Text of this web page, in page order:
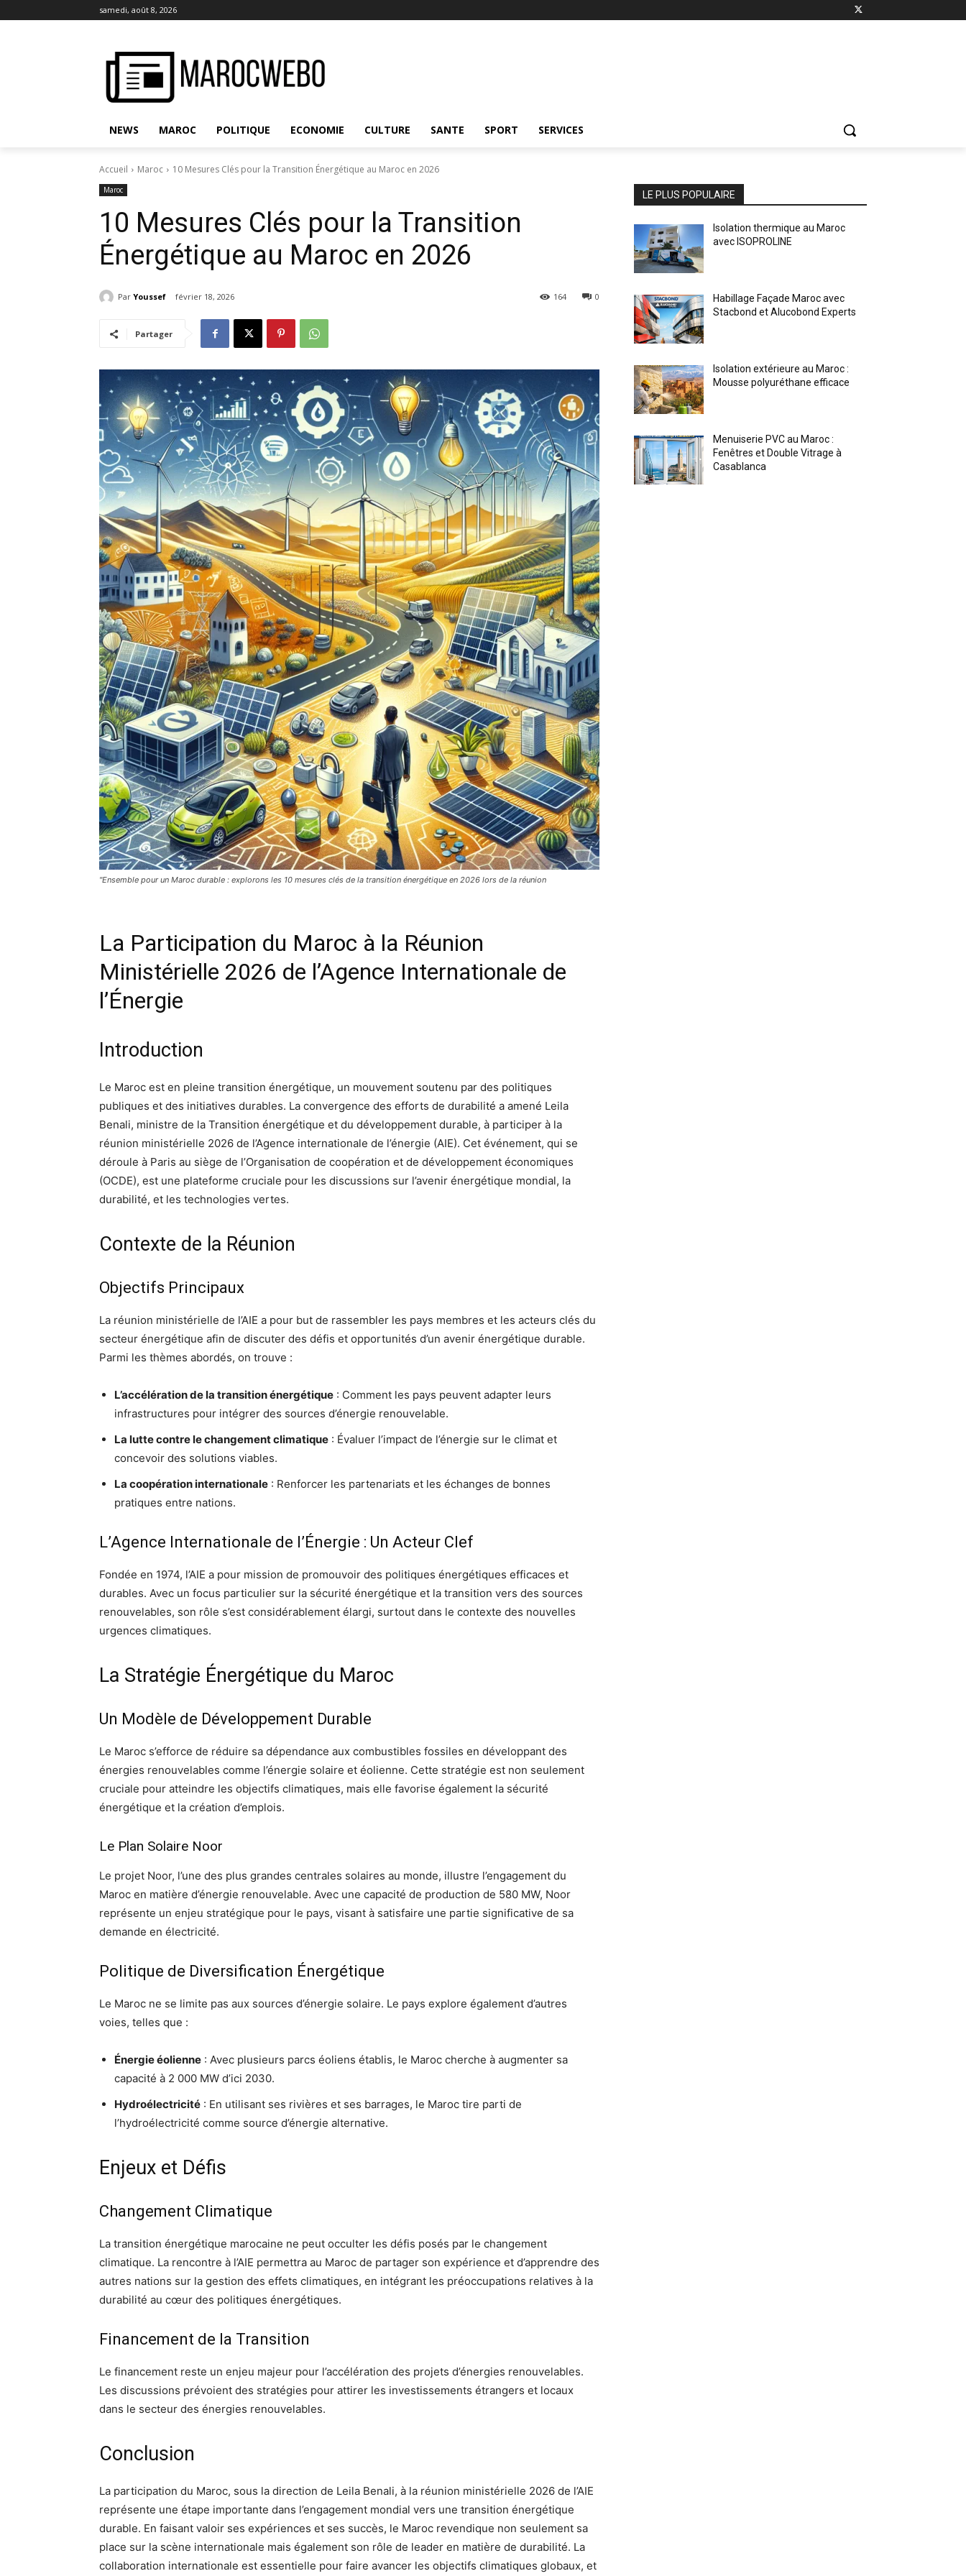
samedi, août 8, 2026
NEWS MAROC POLITIQUE ECONOMIE CULTURE SANTE SPORT SERVICES
Accueil Maroc 10 Mesures Clés pour la Transition Énergétique au Maroc en 2026
Maroc
10 Mesures Clés pour la Transition
Énergétique au Maroc en 2026
Par Youssef février 18, 2026 0
164
Partager
"Ensemble pour un Maroc durable : explorons les 10 mesures clés de la transition énergétique en 2026 lors de la réunion
La Participation du Maroc à la Réunion
Ministérielle 2026 de l’Agence Internationale de
l’Énergie
Introduction
Le Maroc est en pleine transition énergétique, un mouvement soutenu par des politiques
publiques et des initiatives durables. La convergence des efforts de durabilité a amené Leila
Benali, ministre de la Transition énergétique et du développement durable, à participer à la
réunion ministérielle 2026 de l’Agence internationale de l’énergie (AIE). Cet événement, qui se
déroule à Paris au siège de l’Organisation de coopération et de développement économiques
(OCDE), est une plateforme cruciale pour les discussions sur l’avenir énergétique mondial, la
durabilité, et les technologies vertes.
Contexte de la Réunion
Objectifs Principaux
La réunion ministérielle de l’AIE a pour but de rassembler les pays membres et les acteurs clés du
secteur énergétique afin de discuter des défis et opportunités d’un avenir énergétique durable.
Parmi les thèmes abordés, on trouve :
L’accélération de la transition énergétique : Comment les pays peuvent adapter leurs
infrastructures pour intégrer des sources d’énergie renouvelable.
La lutte contre le changement climatique : Évaluer l’impact de l’énergie sur le climat et
concevoir des solutions viables.
La coopération internationale : Renforcer les partenariats et les échanges de bonnes
pratiques entre nations.
L’Agence Internationale de l’Énergie : Un Acteur Clef
Fondée en 1974, l’AIE a pour mission de promouvoir des politiques énergétiques efficaces et
durables. Avec un focus particulier sur la sécurité énergétique et la transition vers des sources
renouvelables, son rôle s’est considérablement élargi, surtout dans le contexte des nouvelles
urgences climatiques.
La Stratégie Énergétique du Maroc
Un Modèle de Développement Durable
Le Maroc s’efforce de réduire sa dépendance aux combustibles fossiles en développant des
énergies renouvelables comme l’énergie solaire et éolienne. Cette stratégie est non seulement
cruciale pour atteindre les objectifs climatiques, mais elle favorise également la sécurité
énergétique et la création d’emplois.
Le Plan Solaire Noor
Le projet Noor, l’une des plus grandes centrales solaires au monde, illustre l’engagement du
Maroc en matière d’énergie renouvelable. Avec une capacité de production de 580 MW, Noor
représente un enjeu stratégique pour le pays, visant à satisfaire une partie significative de sa
demande en électricité.
Politique de Diversification Énergétique
Le Maroc ne se limite pas aux sources d’énergie solaire. Le pays explore également d’autres
voies, telles que :
Énergie éolienne : Avec plusieurs parcs éoliens établis, le Maroc cherche à augmenter sa
capacité à 2 000 MW d’ici 2030.
Hydroélectricité : En utilisant ses rivières et ses barrages, le Maroc tire parti de
l’hydroélectricité comme source d’énergie alternative.
Enjeux et Défis
Changement Climatique
La transition énergétique marocaine ne peut occulter les défis posés par le changement
climatique. La rencontre à l’AIE permettra au Maroc de partager son expérience et d’apprendre des
autres nations sur la gestion des effets climatiques, en intégrant les préoccupations relatives à la
durabilité au cœur des politiques énergétiques.
Financement de la Transition
Le financement reste un enjeu majeur pour l’accélération des projets d’énergies renouvelables.
Les discussions prévoient des stratégies pour attirer les investissements étrangers et locaux
dans le secteur des énergies renouvelables.
Conclusion
La participation du Maroc, sous la direction de Leila Benali, à la réunion ministérielle 2026 de l’AIE
représente une étape importante dans l’engagement mondial vers une transition énergétique
durable. En faisant valoir ses expériences et ses succès, le Maroc revendique non seulement sa
place sur la scène internationale mais également son rôle de leader en matière de durabilité. La
collaboration internationale est essentielle pour faire avancer les objectifs climatiques globaux, et
LE PLUS POPULAIRE
Isolation thermique au Maroc
avec ISOPROLINE
Habillage Façade Maroc avec
Stacbond et Alucobond Experts
Isolation extérieure au Maroc :
Mousse polyuréthane efficace
Menuiserie PVC au Maroc :
Fenêtres et Double Vitrage à
Casablanca